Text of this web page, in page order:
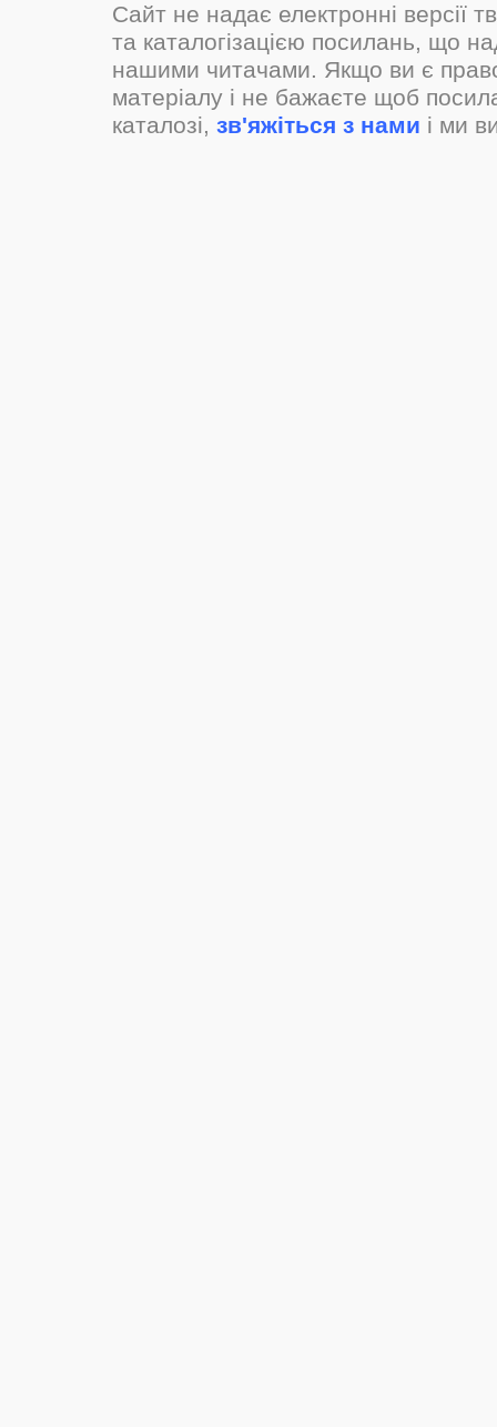
Сайт не надає електронні версії
та каталогізацією посилань, що
нашими читачами. Якщо ви є
матеріалу і не бажаєте щоб
каталозі, зв'яжіться з нами і ми